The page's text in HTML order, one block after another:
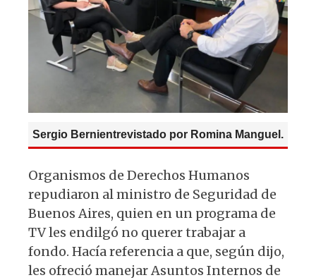
Sergio Bernientrevistado por Romina Manguel.
Organismos de Derechos Humanos
repudiaron al ministro de Seguridad de
Buenos Aires, quien en un programa de
TV les endilgó no querer trabajar a
fondo. Hacía referencia a que, según dijo,
les ofreció manejar Asuntos Internos de